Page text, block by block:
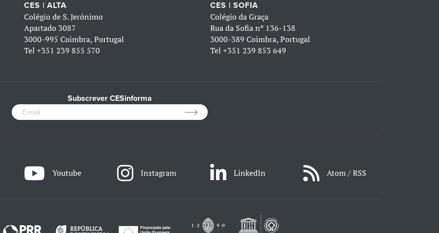
CES | ALTA
Colégio de S. Jerónimo
Apartado 3087
3000-995 Coimbra, Portugal
Tel+351 239 855 570
CES | SOFIA
Colégio da Graça
Rua da Sofia nº 136-138
3000-389 Coimbra, Portugal
Tel +351 239 853 649
Subscrever CESinforma
Youtube Instagram LinkedIn Atom / RSS